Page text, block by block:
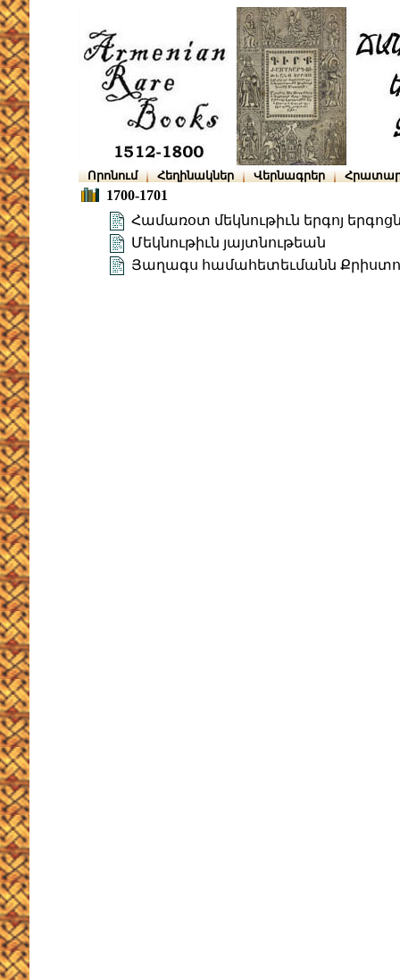
Որոնում Հեղինակներ Վերնագրեր
1700-1701
Համառօտ մեկնութիւն երգոյ
Մեկնութիւն յայտնութեան
Յաղագս համահետեւմանն